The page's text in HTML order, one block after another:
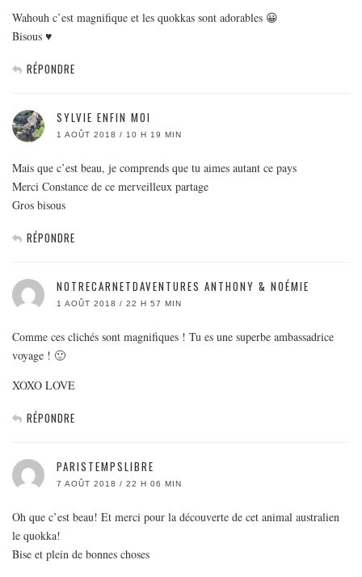
Wahouh c’est magnifique et les quokkas sont adorables 😀
Bisous ♥
RÉPONDRE
SYLVIE ENFIN MOI
1 AOÛT 2018 / 10 H 19 MIN
Mais que c’est beau, je comprends que tu aimes autant ce pays
Merci Constance de ce merveilleux partage
Gros bisous
RÉPONDRE
NOTRECARNETDAVENTURES ANTHONY & NOÉMIE
1 AOÛT 2018 / 22 H 57 MIN
Comme ces clichés sont magnifiques ! Tu es une superbe ambassadrice
voyage ! 🙂
XOXO LOVE
RÉPONDRE
PARISTEMPSLIBRE
7 AOÛT 2018 / 22 H 06 MIN
Oh que c’est beau! Et merci pour la découverte de cet animal australien
le quokka!
Bise et plein de bonnes choses